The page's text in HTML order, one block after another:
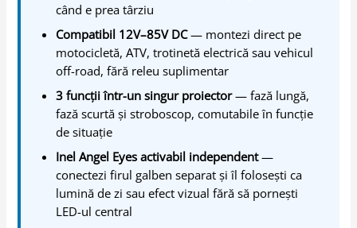
când e prea târziu
Compatibil 12V–85V DC— montezi direct pe
motocicletă, ATV, trotinetă electrică sau vehicul
off-road, fără releu suplimentar
3 funcții într-un singur proiector— fază lungă,
fază scurtă și stroboscop, comutabile în funcție
de situație
Inel Angel Eyes activabil independent—
conectezi firul galben separat și îl folosești ca
lumină de zi sau efect vizual fără să pornești
LED-ul central